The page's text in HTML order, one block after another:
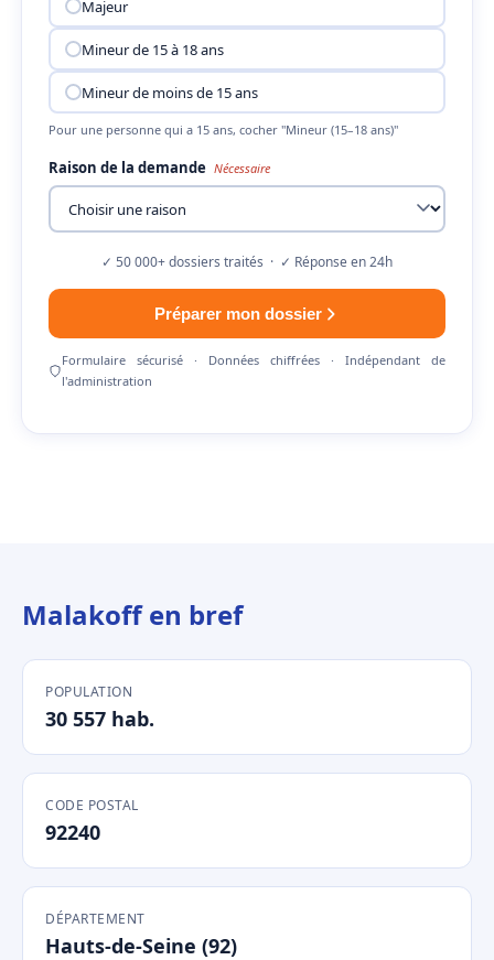
Majeur
Mineur de 15 à 18 ans
Mineur de moins de 15 ans
Pour une personne qui a 15 ans, cocher "Mineur (15–18 ans)"
Raison de la demande Nécessaire
✓ 50 000+ dossiers traités · ✓ Réponse en 24h
Préparer mon dossier
Formulaire sécurisé · Données chiffrées · Indépendant de
l'administration
Malakoff en bref
POPULATION
30 557 hab.
CODE POSTAL
92240
DÉPARTEMENT
Hauts-de-Seine (92)